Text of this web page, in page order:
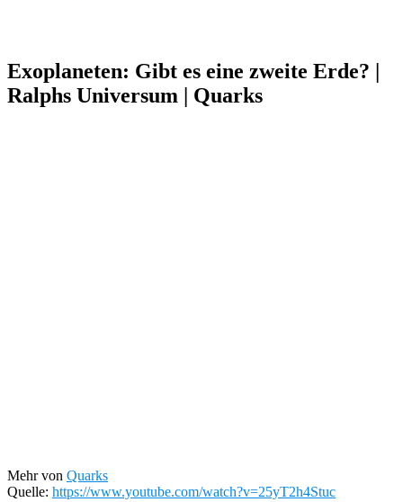
Exoplaneten: Gibt es eine zweite Erde? |
Ralphs Universum | Quarks
Mehr von Quarks
Quelle: https://www.youtube.com/watch?v=25yT2h4Stuc